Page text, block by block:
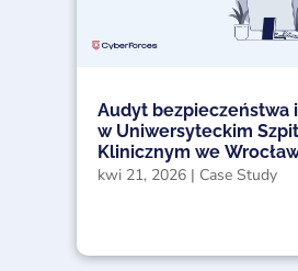
Audyt bezpieczeństwa
w Uniwersyteckim
Klinicznym we
kwi 21, 2026 | Case Study